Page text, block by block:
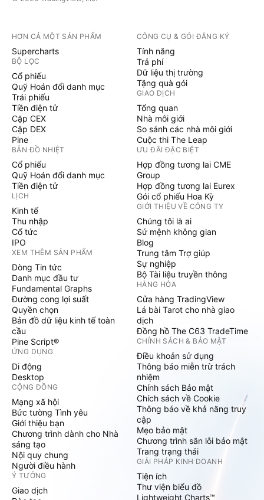
HƠN CẢ MỘT SẢN PHẨM
Supercharts
BỘ LỌC
Cổ phiếu
Quỹ Hoán đổi danh mục
Trái phiếu
Tiền điện tử
Cặp CEX
Cặp DEX
Pine
BẢN ĐỒ NHIỆT
Cổ phiếu
Quỹ Hoán đổi danh mục
Tiền điện tử
LỊCH
Kinh tế
Thu nhập
Cổ tức
IPO
XEM THÊM SẢN PHẨM
Dòng Tin tức
Danh mục đầu tư
Fundamental Graphs
Đường cong lợi suất
Quyền chọn
Bản đồ dữ liệu kinh tế toàn
cầu
Pine Script®
ỨNG DỤNG
Di động
Desktop
CỘNG ĐỒNG
Mạng xã hội
Bức tường Tình yêu
Giới thiệu bạn
Chương trình dành cho Nhà
sáng tạo
Nội quy chung
Người điều hành
Ý TƯỞNG
Giao dịch
CÔNG CỤ & GÓI ĐĂNG KÝ
Tính năng
Trả phí
Dữ liệu thị trường
Tặng quà gói
GIAO DỊCH
Tổng quan
Nhà môi giới
So sánh các nhà môi giới
Cuộc thi The Leap
ƯU ĐÃI ĐẶC BIỆT
Hợp đồng tương lai CME
Group
Hợp đồng tương lai Eurex
Gói cổ phiếu Hoa Kỳ
GIỚI THIỆU VỀ CÔNG TY
Chúng tôi là ai
Sứ mệnh không gian
Blog
Trung tâm Trợ giúp
Sự nghiệp
Bộ Tài liệu truyền thông
HÀNG HÓA
Cửa hàng TradingView
Lá bài Tarot cho nhà giao
dịch
Đồng hồ The C63 TradeTime
CHÍNH SÁCH & BẢO MẬT
Điều khoản sử dụng
Thông báo miễn trừ trách
nhiệm
Chính sách Bảo mật
Chích sách về Cookie
Thông báo về khả năng truy
cập
Mẹo bảo mật
Chương trình săn lỗi bảo mật
Trang trạng thái
GIẢI PHÁP KINH DOANH
Tiện ích
Thư viện biểu đồ
Lightweight Charts™